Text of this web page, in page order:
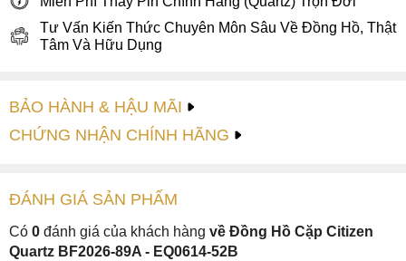
Tư Vấn Kiến Thức Chuyên Môn Sâu Về Đồng Hồ, Thật
Tâm Và Hữu Dụng
BẢO HÀNH & HẬU MÃI
CHỨNG NHẬN CHÍNH HÃNG
ĐÁNH GIÁ SẢN PHẤM
Có 0 đánh giá của khách hàng về Đồng Hồ Cặp Citizen
Quartz BF2026-89A - EQ0614-52B